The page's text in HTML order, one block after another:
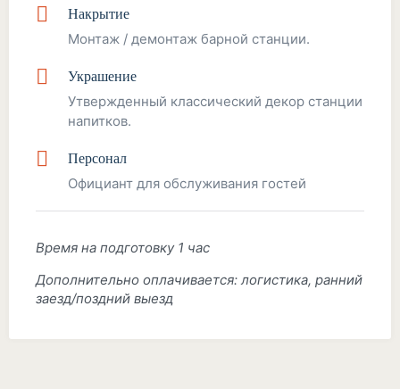
Накрытие
Монтаж / демонтаж барной станции.
Украшение
Утвержденный классический декор станции
напитков.
Персонал
Официант для обслуживания гостей
Время на подготовку 1 час
Дополнительно оплачивается: логистика, ранний
заезд/поздний выезд